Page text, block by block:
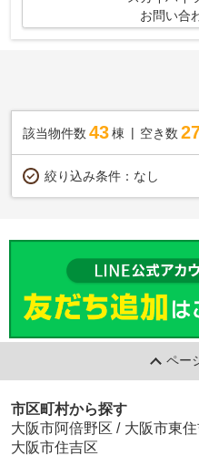
お問い合
該当物件数 43棟 空き数
絞り込み条件： なし
ペー
市区町村から探す
大阪市阿倍野区 / 大阪市東
大阪市住吉区